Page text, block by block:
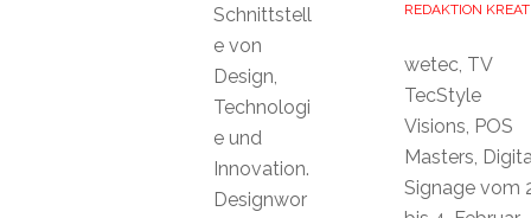
REDAKTION
wetec, TV
TecStyle
Visions, POS
Masters,
Signage vom
Schnittstell
e von
Design,
Technologi
e und
Innovation.
Designwor